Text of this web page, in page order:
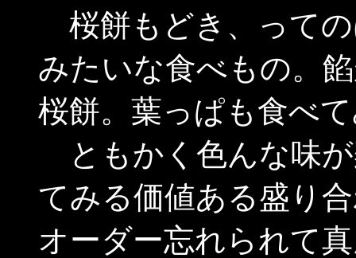
桜餅もどき、って
みたいな食べもの。
桜餅。葉っぱも食べ
ともかく色んな味
てみる価値ある盛り
オーダー忘れられて